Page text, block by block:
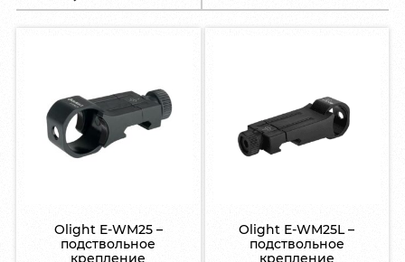
Olight E-WM25 –
подствольное
крепление
Olight E-WM25L –
подствольное
крепление